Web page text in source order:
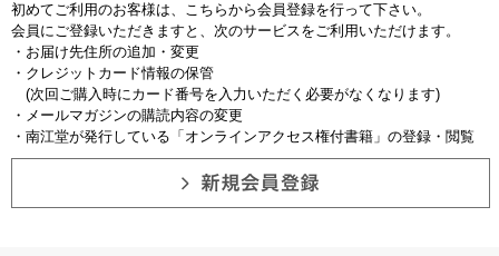
初めてご利用のお客様は、こちらから会員登録を行って下さい。
会員にご登録いただきますと、次のサービスをご利用いただけます。
・お届け先住所の追加・変更
・クレジットカード情報の保管
(次回ご購入時にカード番号を入力いただく必要がなくなります)
・メールマガジンの購読内容の変更
・南江堂が発行している「オンラインアクセス権付書籍」の登録・閲覧